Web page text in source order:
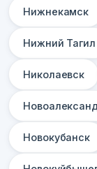
Нижнекамск
Нижний Тагил
Николаевск
Новокубанск